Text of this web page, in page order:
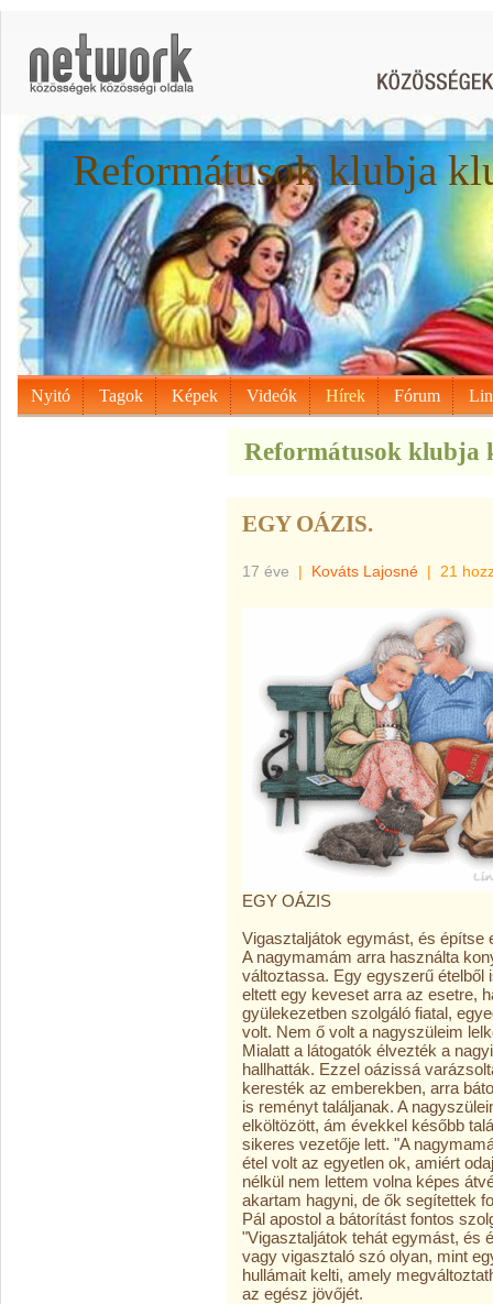
Reformátusok klubja
Nyitó Tagok Képek Videók Hírek Fórum
Reformátusok klubja
EGY OÁZIS.
17 éve | Kováts Lajosné | 21
EGY OÁZIS
Vigasztaljátok egymást, és építse
A nagymamám arra használta
változtassa. Egy egyszerű ételből
eltett egy keveset arra az esetre,
gyülekezetben szolgáló fiatal,
volt. Nem ő volt a nagyszüleim
Mialatt a látogatók élvezték a
hallhatták. Ezzel oázissá
keresték az emberekben, arra
is reményt találjanak. A
elköltözött, ám évekkel később
sikeres vezetője lett. "A
étel volt az egyetlen ok, amiért
nélkül nem lettem volna képes
akartam hagyni, de ők segítettek
Pál apostol a bátorítást fontos
"Vigasztaljátok tehát egymást, és
vagy vigasztaló szó olyan, mint
hullámait kelti, amely
az egész jövőjét.